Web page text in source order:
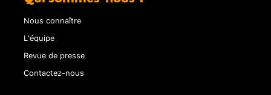
Nous connaître
L'équipe
Revue de presse
Contactez-nous